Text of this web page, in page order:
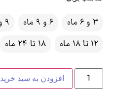
3 و 6 ماه 6 و 9 ماه 9 و 12 ماه
12 تا 18 ماه
18 تا 24 ماه
افزودن به سبد خرید